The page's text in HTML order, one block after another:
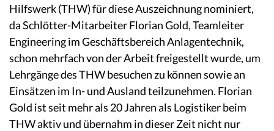
Hilfswerk (THW) für diese Auszeichnung nominiert,
da Schlötter-Mitarbeiter Florian Gold, Teamleiter
Engineering im Geschäftsbereich Anlagentechnik,
schon mehrfach von der Arbeit freigestellt wurde, um
Lehrgänge des THW besuchen zu können sowie an
Einsätzen im In- und Ausland teilzunehmen. Florian
Gold ist seit mehr als 20 Jahren als Logistiker beim
THW aktiv und übernahm in dieser Zeit nicht nur